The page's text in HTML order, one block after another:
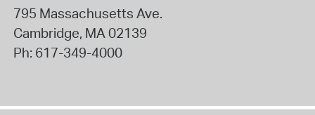
795 Massachusetts Ave.
Cambridge, MA02139
Ph: 617-349-4000